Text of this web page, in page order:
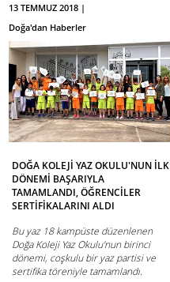
13 TEMMUZ 2018 |
Doğa'dan Haberler
DOĞA KOLEJİ YAZ OKULU'NUN İLK
DÖNEMİ BAŞARIYLA
TAMAMLANDI, ÖĞRENCİLER
SERTİFİKALARINI ALDI
Bu yaz 18 kampüste düzenlenen
Doğa Koleji Yaz Okulu'nun birinci
dönemi, coşkulu bir yaz partisi ve
sertifika töreniyle tamamlandı.